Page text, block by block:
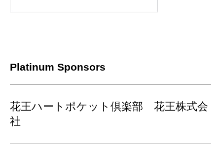
Platinum Sponsors
花王ハートポケット倶楽部 花王株式会
社